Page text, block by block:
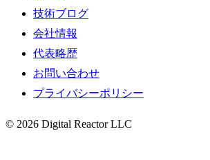
技術ブログ
会社情報
代表略歴
お問い合わせ
プライバシーポリシー
© 2026 Digital Reactor LLC